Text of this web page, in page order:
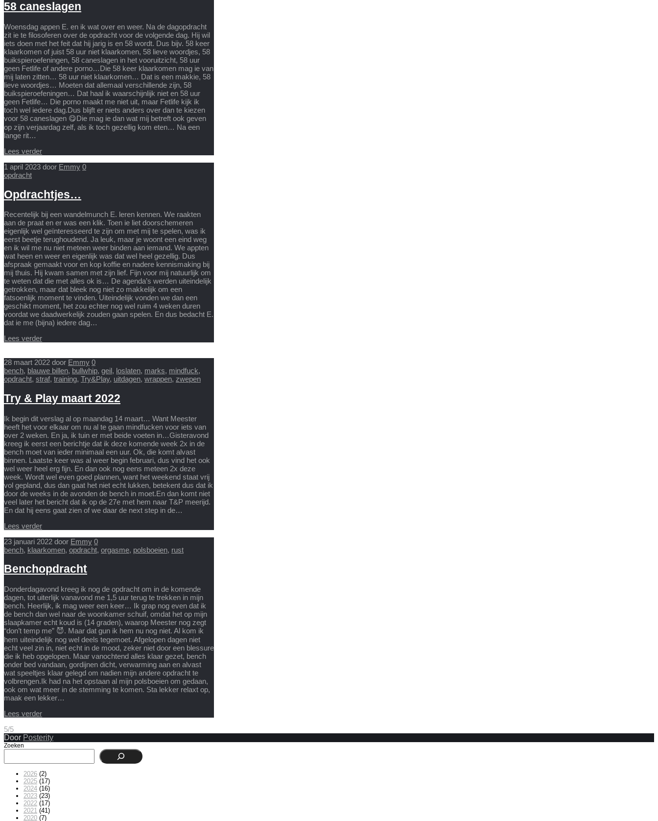
58 caneslagen
Woensdag appen E. en ik wat over en weer. Na de dagopdracht
zit ie te filosoferen over de opdracht voor de volgende dag. Hij wil
iets doen met het feit dat hij jarig is en 58 wordt. Dus bijv. 58 keer
klaarkomen of juist 58 uur niet klaarkomen, 58 lieve woordjes, 58
buikspieroefeningen, 58 caneslagen in het vooruitzicht, 58 uur
geen Fetlife of andere porno…Die 58 keer klaarkomen mag ie van
mij laten zitten… 58 uur niet klaarkomen… Dat is een makkie, 58
lieve woordjes… Moeten dat allemaal verschillende zijn, 58
buikspieroefeningen… Dat haal ik waarschijnlijk niet en 58 uur
geen Fetlife… Die porno maakt me niet uit, maar Fetlife kijk ik
toch wel iedere dag.Dus blijft er niets anders over dan te kiezen
voor 58 caneslagen 😋Die mag ie dan wat mij betreft ook geven
op zijn verjaardag zelf, als ik toch gezellig kom eten… Na een
lange rit…
Lees verder
1 april 2023 door Emmy 0
opdracht
Opdrachtjes…
Recentelijk bij een wandelmunch E. leren kennen. We raakten
aan de praat en er was een klik. Toen ie liet doorschemeren
eigenlijk wel geïnteresseerd te zijn om met mij te spelen, was ik
eerst beetje terughoudend. Ja leuk, maar je woont een eind weg
en ik wil me nu niet meteen weer binden aan iemand. We appten
wat heen en weer en eigenlijk was dat wel heel gezellig. Dus
afspraak gemaakt voor en kop koffie en nadere kennismaking bij
mij thuis. Hij kwam samen met zijn lief. Fijn voor mij natuurlijk om
te weten dat die met alles ok is… De agenda’s werden uiteindelijk
getrokken, maar dat bleek nog niet zo makkelijk om een
fatsoenlijk moment te vinden. Uiteindelijk vonden we dan een
geschikt moment, het zou echter nog wel ruim 4 weken duren
voordat we daadwerkelijk zouden gaan spelen. En dus bedacht E.
dat ie me (bijna) iedere dag…
Lees verder
28 maart 2022 door Emmy 0
bench, blauwe billen, bullwhip, geil, loslaten, marks, mindfuck,
opdracht, straf, training, Try&Play, uitdagen, wrappen, zwepen
Try & Play maart 2022
Ik begin dit verslag al op maandag 14 maart… Want Meester
heeft het voor elkaar om nu al te gaan mindfucken voor iets van
over 2 weken. En ja, ik tuin er met beide voeten in…Gisteravond
kreeg ik eerst een berichtje dat ik deze komende week 2x in de
bench moet van ieder minimaal een uur. Ok, die komt alvast
binnen. Laatste keer was al weer begin februari, dus vind het ook
wel weer heel erg fijn. En dan ook nog eens meteen 2x deze
week. Wordt wel even goed plannen, want het weekend staat vrij
vol gepland, dus dan gaat het niet echt lukken, betekent dus dat ik
door de weeks in de avonden de bench in moet.En dan komt niet
veel later het bericht dat ik op de 27e met hem naar T&P meerijd.
En dat hij eens gaat zien of we daar de next step in de…
Lees verder
23 januari 2022 door Emmy 0
bench, klaarkomen, opdracht, orgasme, polsboeien, rust
Benchopdracht
Donderdagavond kreeg ik nog de opdracht om in de komende
dagen, tot uiterlijk vanavond me 1,5 uur terug te trekken in mijn
bench. Heerlijk, ik mag weer een keer… Ik grap nog even dat ik
de bench dan wel naar de woonkamer schuif, omdat het op mijn
slaapkamer echt koud is (14 graden), waarop Meester nog zegt
“don’t temp me” 😈. Maar dat gun ik hem nu nog niet. Al kom ik
hem uiteindelijk nog wel deels tegemoet. Afgelopen dagen niet
echt veel zin in, niet echt in de mood, zeker niet door een blessure
die ik heb opgelopen. Maar vanochtend alles klaar gezet, bench
onder bed vandaan, gordijnen dicht, verwarming aan en alvast
wat speeltjes klaar gelegd om nadien mijn andere opdracht te
volbrengen.Ik had na het opstaan al mijn polsboeien om gedaan,
ook om wat meer in de stemming te komen. Sta lekker relaxt op,
maak een lekker…
Lees verder
5/5
Door Posterity
Zoeken
2026 (2)
2025 (17)
2024 (16)
2023 (23)
2022 (17)
2021 (41)
2020 (7)